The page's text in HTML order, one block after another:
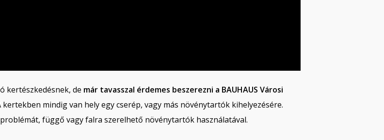
kertészkedésnek, de már tavasszal érdemes beszerezni a BAUHAUS Városi
kertekben mindig van hely egy cserép, vagy más növénytartók kihelyezésére.
függő vagy falra szerelhető növénytartók használatával.